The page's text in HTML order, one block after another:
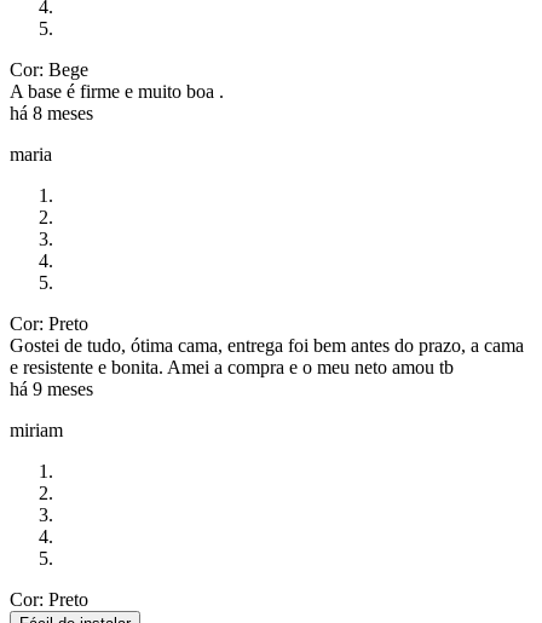
Cor: Bege
A base é firme e muito boa .
há 8 meses
maria
Cor: Preto
Gostei de tudo, ótima cama, entrega foi bem antes do prazo, a cama
e resistente e bonita. Amei a compra e o meu neto amou tb
há 9 meses
miriam
Cor: Preto